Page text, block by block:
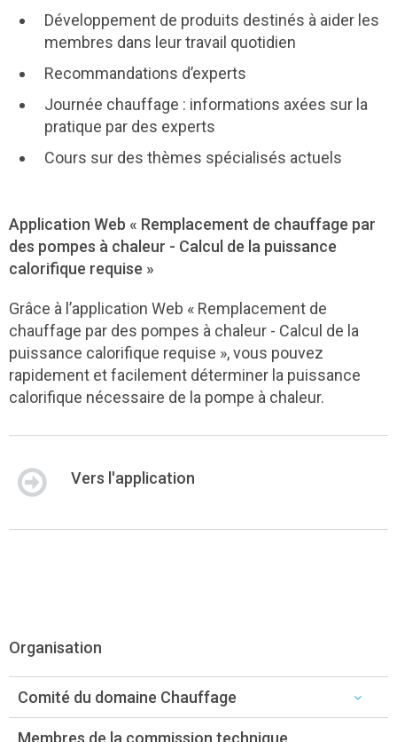
Développement de produits destinés à aider les
membres dans leur travail quotidien
Recommandations d’experts
Journée chauffage : informations axées sur la
pratique par des experts
Cours sur des thèmes spécialisés actuels
Application Web « Remplacement de chauffage par
des pompes à chaleur - Calcul de la puissance
calorifique requise »
Grâce à l’application Web « Remplacement de
chauffage par des pompes à chaleur - Calcul de la
puissance calorifique requise », vous pouvez
rapidement et facilement déterminer la puissance
calorifique nécessaire de la pompe à chaleur.
Vers l'application
Organisation
Comité du domaine Chauffage
Membres de la commission technique